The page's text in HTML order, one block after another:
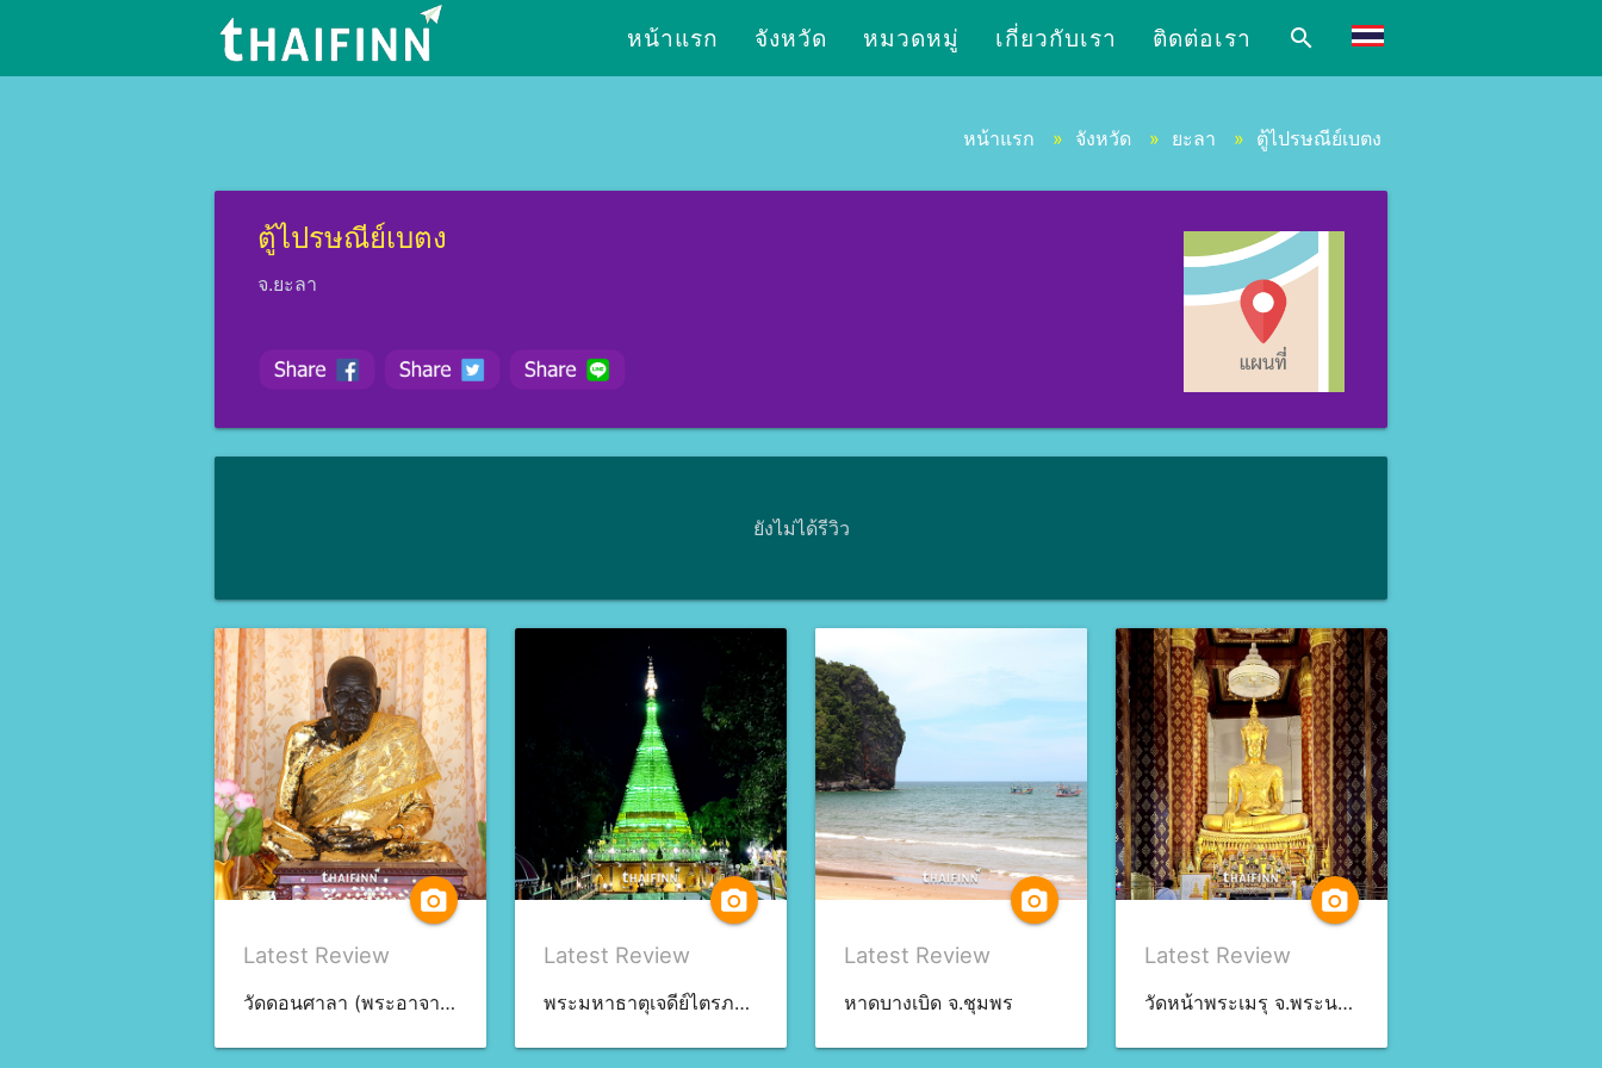
หน้าแรก จังหวัด หมวดหมู่ เกี่ยวกับเรา ติดต่อเรา search
หน้าแรก » จังหวัด » ยะลา » ตู้ไปรษณีย์เบตง
ตู้ไปรษณีย์เบตง
จ.ยะลา
ยังไม่ได้รีวิว
camera_alt
Latest Review
วัดดอนศาลา (พระอาจารย์นำ) จ.พัทลุง
camera_alt
Latest Review
พระมหาธาตุเจดีย์ไตรภพ ไตรมงคล จ.สงขลา
camera_alt
Latest Review
หาดบางเบิด จ.ชุมพร
camera_alt
Latest Review
วัดหน้าพระเมรุ จ.พระนครศรีอยุธยา